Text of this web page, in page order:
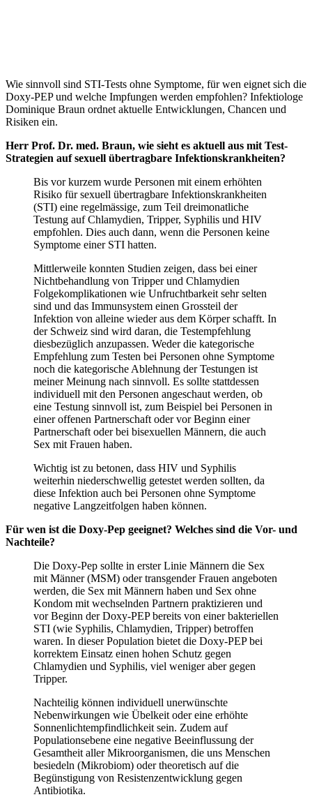
Wie sinnvoll sind STI-Tests ohne Symptome, für wen eignet sich die
Doxy-PEP und welche Impfungen werden empfohlen? Infektiologe
Dominique Braun ordnet aktuelle Entwicklungen, Chancen und
Risiken ein.
Herr Prof. Dr. med. Braun, wie sieht es aktuell aus mit Test-
Strategien auf sexuell übertragbare Infektionskrankheiten?
Bis vor kurzem wurde Personen mit einem erhöhten
Risiko für sexuell übertragbare Infektionskrankheiten
(STI) eine regelmässige, zum Teil dreimonatliche
Testung auf Chlamydien, Tripper, Syphilis und HIV
empfohlen. Dies auch dann, wenn die Personen keine
Symptome einer STI hatten.
Mittlerweile konnten Studien zeigen, dass bei einer
Nichtbehandlung von Tripper und Chlamydien
Folgekomplikationen wie Unfruchtbarkeit sehr selten
sind und das Immunsystem einen Grossteil der
Infektion von alleine wieder aus dem Körper schafft. In
der Schweiz sind wird daran, die Testempfehlung
diesbezüglich anzupassen. Weder die kategorische
Empfehlung zum Testen bei Personen ohne Symptome
noch die kategorische Ablehnung der Testungen ist
meiner Meinung nach sinnvoll. Es sollte stattdessen
individuell mit den Personen angeschaut werden, ob
eine Testung sinnvoll ist, zum Beispiel bei Personen in
einer offenen Partnerschaft oder vor Beginn einer
Partnerschaft oder bei bisexuellen Männern, die auch
Sex mit Frauen haben.
Wichtig ist zu betonen, dass HIV und Syphilis
weiterhin niederschwellig getestet werden sollten, da
diese Infektion auch bei Personen ohne Symptome
negative Langzeitfolgen haben können.
Für wen ist die Doxy-Pep geeignet? Welches sind die Vor- und
Nachteile?
Die Doxy-Pep sollte in erster Linie Männern die Sex
mit Männer (MSM) oder transgender Frauen angeboten
werden, die Sex mit Männern haben und Sex ohne
Kondom mit wechselnden Partnern praktizieren und
vor Beginn der Doxy-PEP bereits von einer bakteriellen
STI (wie Syphilis, Chlamydien, Tripper) betroffen
waren. In dieser Population bietet die Doxy-PEP bei
korrektem Einsatz einen hohen Schutz gegen
Chlamydien und Syphilis, viel weniger aber gegen
Tripper.
Nachteilig können individuell unerwünschte
Nebenwirkungen wie Übelkeit oder eine erhöhte
Sonnenlichtempfindlichkeit sein. Zudem auf
Populationsebene eine negative Beeinflussung der
Gesamtheit aller Mikroorganismen, die uns Menschen
besiedeln (Mikrobiom) oder theoretisch auf die
Begünstigung von Resistenzentwicklung gegen
Antibiotika.